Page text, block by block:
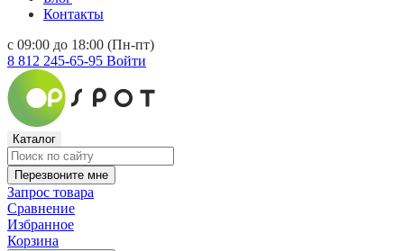
Контакты
с 09:00 до 18:00 (Пн-пт)
8 812 245-65-95 Войти
Каталог
Перезвоните мне
Запрос товара
Сравнение
Избранное
Корзина